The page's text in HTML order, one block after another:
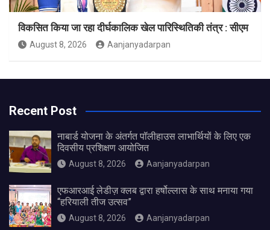
विकसित किया जा रहा दीर्घकालिक खेल पारिस्थितिकी तंत्र : सीएम
August 8, 2026 Aanjanyadarpan
Recent Post
नाबार्ड योजना के अंतर्गत पॉलीहाउस लाभार्थियों के लिए एक
दिवसीय प्रशिक्षण आयोजित
August 8, 2026 Aanjanyadarpan
एफआरआई लेडीज़ क्लब द्वारा हर्षोल्लास के साथ मनाया गया
“हरियाली तीज उत्सव”
August 8, 2026 Aanjanyadarpan